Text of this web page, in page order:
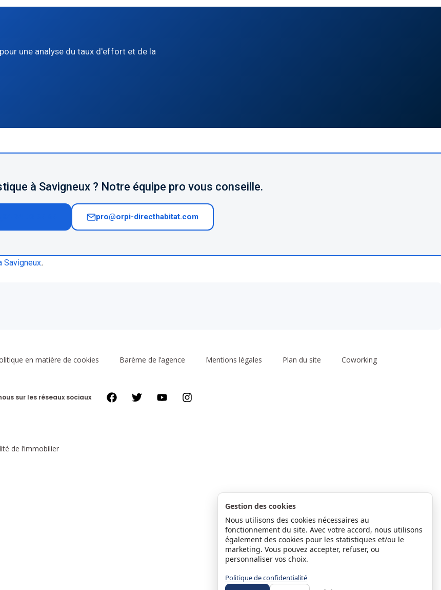
une analyse du taux d'effort et de la
à Savigneux ? Notre équipe pro vous conseille.
pro@orpi-directhabitat.com
Savigneux.
en matière de cookies Barème de l’agence Mentions légales Plan du site Coworking
sur les réseaux sociaux
de l’immobilier
Gestion des cookies
Nous utilisons des cookies nécessaires au
fonctionnement du site. Avec votre accord, nous utilisons
également des cookies pour les statistiques et/ou le
marketing. Vous pouvez accepter, refuser, ou
personnaliser vos choix.
Politique de confidentialité